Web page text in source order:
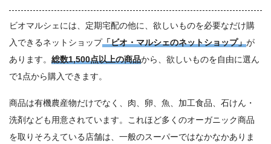
ビオマルシェには、定期宅配の他に、欲しいものを必要なだけ購
入できるネットショップ「ビオ・マルシェのネットショップ」が
あります。 総数1,500点以上の商品から、欲しいものを自由に選ん
で1点から購入できます。
商品は有機農産物だけでなく、肉、卵、魚、加工食品、石けん・
洗剤なども用意されています。これほど多くのオーガニック商品
を取りそろえている店舗は、一般のスーパーではなかなかありま